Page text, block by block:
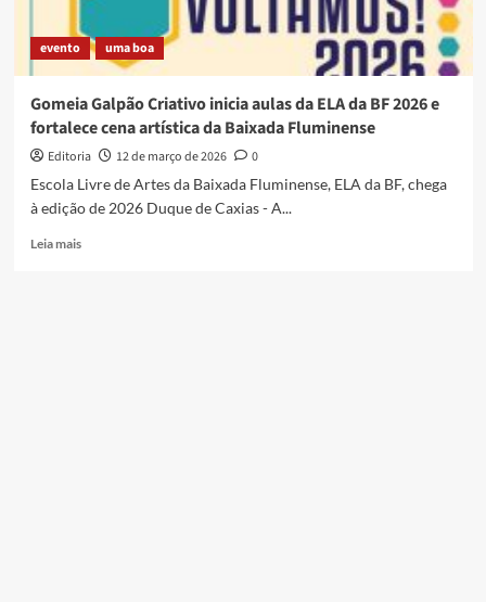
Pica
Pau)
evento uma boa
Gomeia Galpão Criativo inicia aulas da ELA da BF 2026 e
fortalece cena artística da Baixada Fluminense
Editoria 12 de março de 2026
0
Escola Livre de Artes da Baixada Fluminense, ELA da BF, chega
à edição de 2026 Duque de Caxias - A...
Leia maisRead